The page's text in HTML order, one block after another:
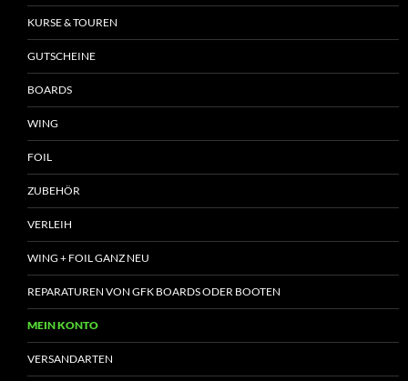
KURSE & TOUREN
GUTSCHEINE
BOARDS
WING
FOIL
ZUBEHÖR
VERLEIH
WING + FOIL GANZ NEU
REPARATUREN VON GFK BOARDS ODER BOOTEN
MEIN KONTO
VERSANDARTEN